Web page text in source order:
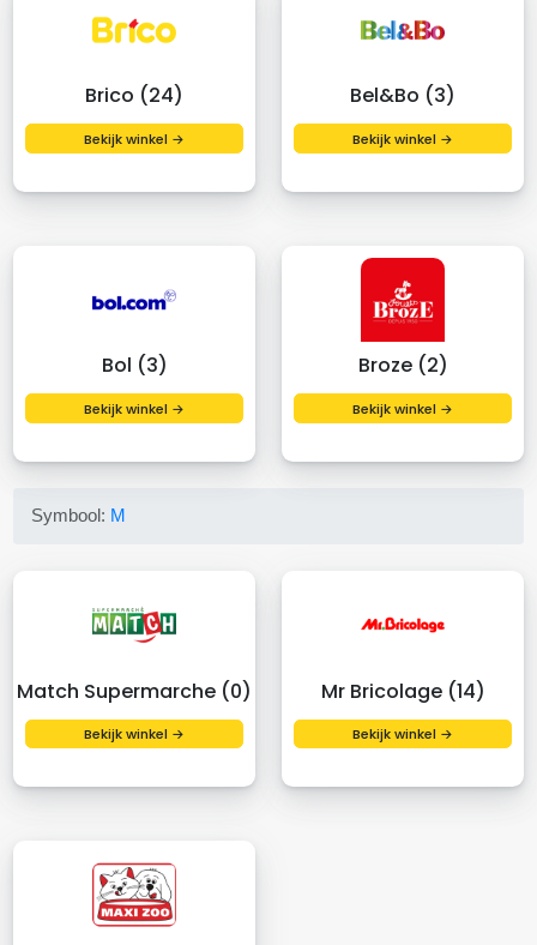
Brico (24)
Bekijk winkel →
Bel&Bo (3)
Bekijk winkel →
Bol (3)
Bekijk winkel →
Broze (2)
Bekijk winkel →
Symbool: M
Match Supermarche (0)
Bekijk winkel →
Mr Bricolage (14)
Bekijk winkel →